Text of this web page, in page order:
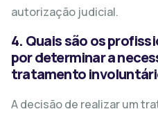
autorização judicial.
4. Quais são os
por determinar a
tratamento
A decisão de realizar um